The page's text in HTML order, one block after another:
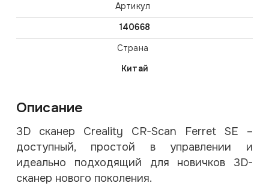
Артикул
140668
Страна
Китай
Описание
3D сканер Creality CR-Scan Ferret SE –
доступный, простой в управлении и
идеально подходящий для новичков 3D-
сканер нового поколения.